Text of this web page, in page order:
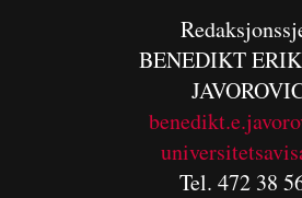
BENEDIKT
Tel. 472 38